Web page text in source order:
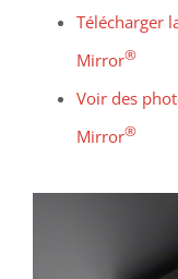
Télécharger
Mirror®
Voir des
Mirror®